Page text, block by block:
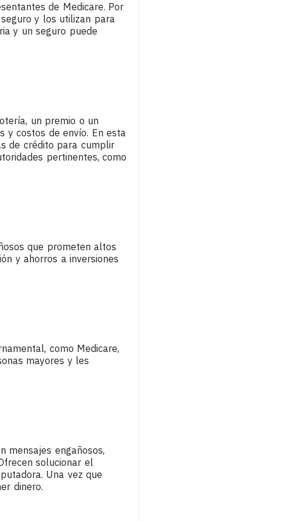
de Medicare. Por
y los utilizan para
y un seguro puede
un premio o un
y costos de envío. En esta
de crédito para cumplir
pertinentes, como
que prometen altos
y ahorros a inversiones
como Medicare,
mayores y les
mensajes engañosos,
solucionar el
Una vez que
dinero.